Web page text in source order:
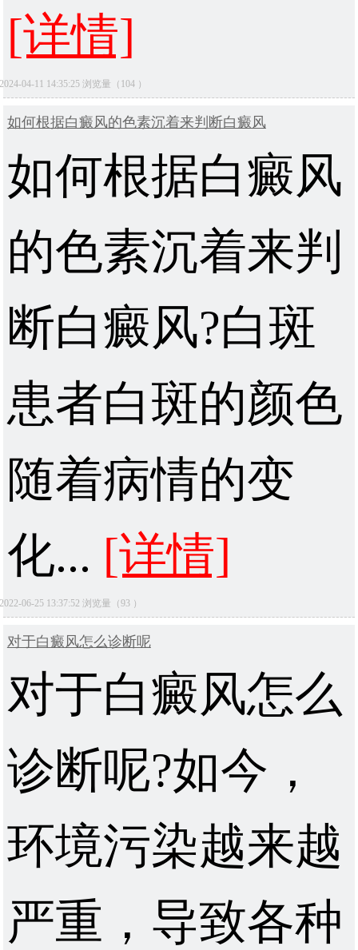
[详情]
04-11 14:35:25 浏览量（104 ）
如何根据白癜风的色素沉着来判断白癜风
如何根据白癜风
的色素沉着来判
断白癜风?白斑
患者白斑的颜色
随着病情的变
化... [详情]
06-25 13:37:52 浏览量（93 ）
对于白癜风怎么诊断呢
对于白癜风怎么
诊断呢?如今，
环境污染越来越
严重，导致各种